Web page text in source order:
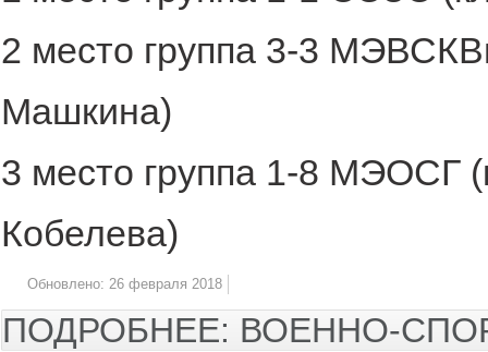
2 место группа 3-3
Машкина)
3 место группа 1-8 МЭОСГ
Кобелева)
Обновлено: 26 февраля 2018
ПОДРОБНЕЕ: ВОЕННО-